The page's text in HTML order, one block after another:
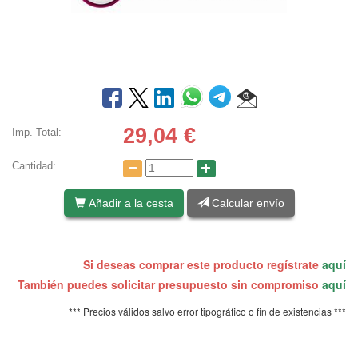
Imp. Total: 29,04 €
Cantidad:
Añadir a la cesta Calcular envío
Si deseas comprar este producto regístrate aquí
También puedes solicitar presupuesto sin compromiso aquí
*** Precios válidos salvo error tipográfico o fin de existencias ***